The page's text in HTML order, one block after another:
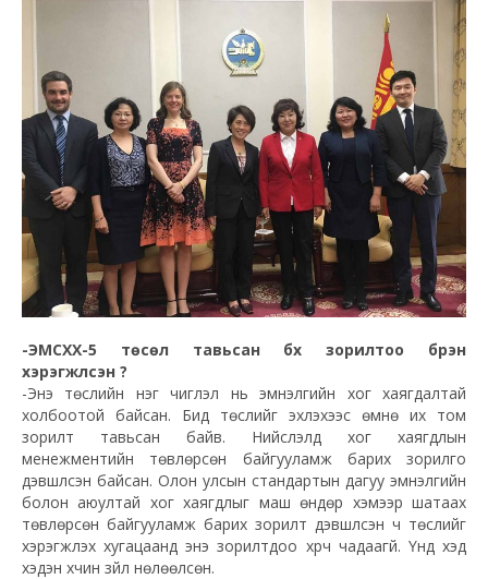
-ЭМСХХ-5 төсөл тавьсан бүх зорилтоо бүрэн
хэрэгжүүлсэн үү?
-Энэ төслийн нэг чиглэл нь эмнэлгийн хог хаягдалтай
холбоотой байсан. Бид төслийг эхлэхээс өмнө их том
зорилт тавьсан байв. Нийслэлд хог хаягдлын
менежментийн төвлөрсөн байгууламж барих зорилго
дэвшүүлсэн байсан. Олон улсын стандартын дагуу эмнэлгийн
болон аюултай хог хаягдлыг маш өндөр хэмээр шатаах
төвлөрсөн байгууламж барих зорилт дэвшүүлсэн ч төслийг
хэрэгжүүлэх хугацаанд энэ зорилтдоо хүрч чадаагүй. Үүнд хэд
хэдэн хүчин зүйл нөлөөлсөн.